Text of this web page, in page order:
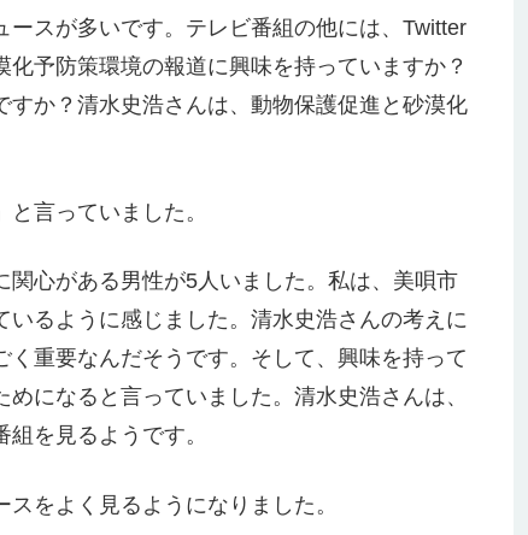
スが多いです。テレビ番組の他には、Twitter
予防策環境の報道に興味を持っていますか？
か？清水史浩さんは、動物保護促進と砂漠化
言っていました。
心がある男性が5人いました。私は、美唄市
るように感じました。清水史浩さんの考えに
重要なんだそうです。そして、興味を持って
になると言っていました。清水史浩さんは、
を見るようです。
をよく見るようになりました。